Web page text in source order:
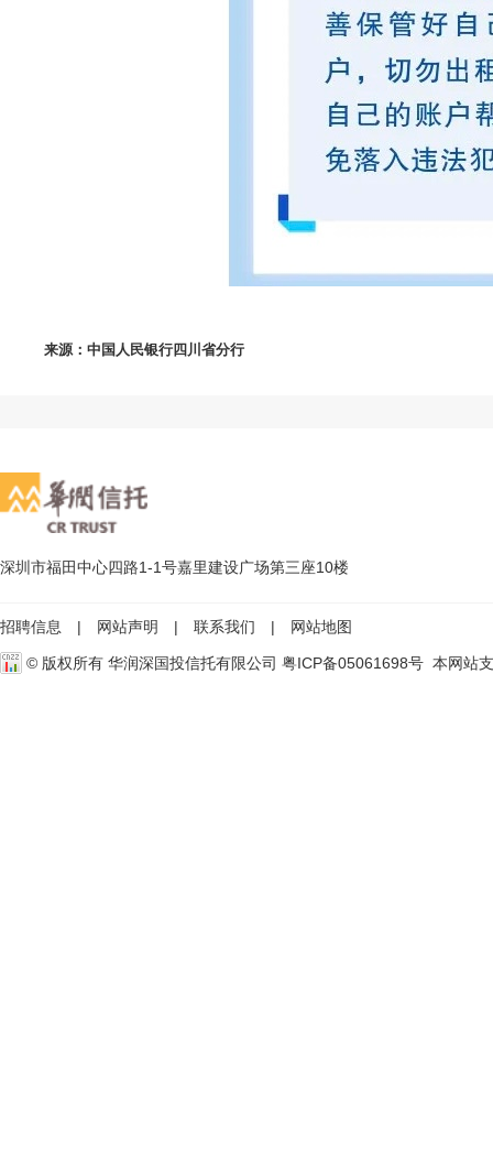
来源：中国人民银行四川省分行
深圳市福田中心四路1-1号嘉里建设广场第三座10楼
招聘信息 | 网站声明 | 联系我们 | 网站地图
© 版权所有 华润深国投信托有限公司 粤ICP备05061698号 本网站